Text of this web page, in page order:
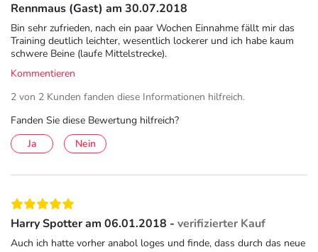
Rennmaus (Gast) am 30.07.2018
Bin sehr zufrieden, nach ein paar Wochen Einnahme fällt mir das
Training deutlich leichter, wesentlich lockerer und ich habe kaum
schwere Beine (laufe Mittelstrecke).
Kommentieren
2 von 2 Kunden fanden diese Informationen hilfreich.
Fanden Sie diese Bewertung hilfreich?
Ja
Nein
Harry Spotter am 06.01.2018 - verifizierter Kauf
Auch ich hatte vorher anabol loges und finde, dass durch das neue